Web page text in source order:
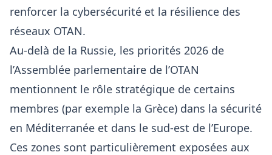
renforcer la cybersécurité et la résilience des
réseaux OTAN.
Au-delà de la Russie, les priorités 2026 de
l’Assemblée parlementaire de l’OTAN
mentionnent le rôle stratégique de certains
membres (par exemple la Grèce) dans la sécurité
en Méditerranée et dans le sud-est de l’Europe.
Ces zones sont particulièrement exposées aux